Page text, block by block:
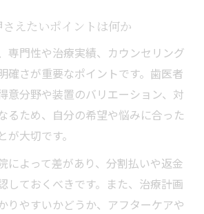
認したい返金やキャンセル条件
ルを防ぐための重要ポイント
の矯正費用と相場を徹底比較
えたいポイントは何か
専門性や治療実績、カウンセリング
確さが重要なポイントです。歯医者
意分野や装置のバリエーション、対
るため、自分の希望や悩みに合った
大切です。
によって差があり、分割払いや返金
しておくべきです。また、治療計画
りやすいかどうか、アフターケアや